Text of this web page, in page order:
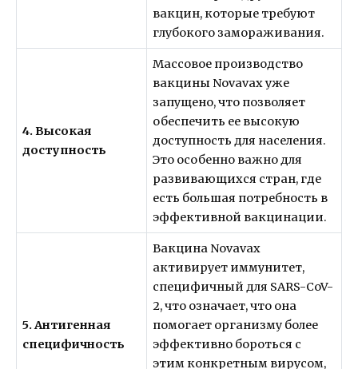
вакцин, которые требуют
глубокого замораживания.
4. Высокая
доступность
Массовое производство
вакцины Novavax уже
запущено, что позволяет
обеспечить ее высокую
доступность для населения.
Это особенно важно для
развивающихся стран, где
есть большая потребность в
эффективной вакцинации.
5. Антигенная
специфичность
Вакцина Novavax
активирует иммунитет,
специфичный для SARS-CoV-
2, что означает, что она
помогает организму более
эффективно бороться с
этим конкретным вирусом,